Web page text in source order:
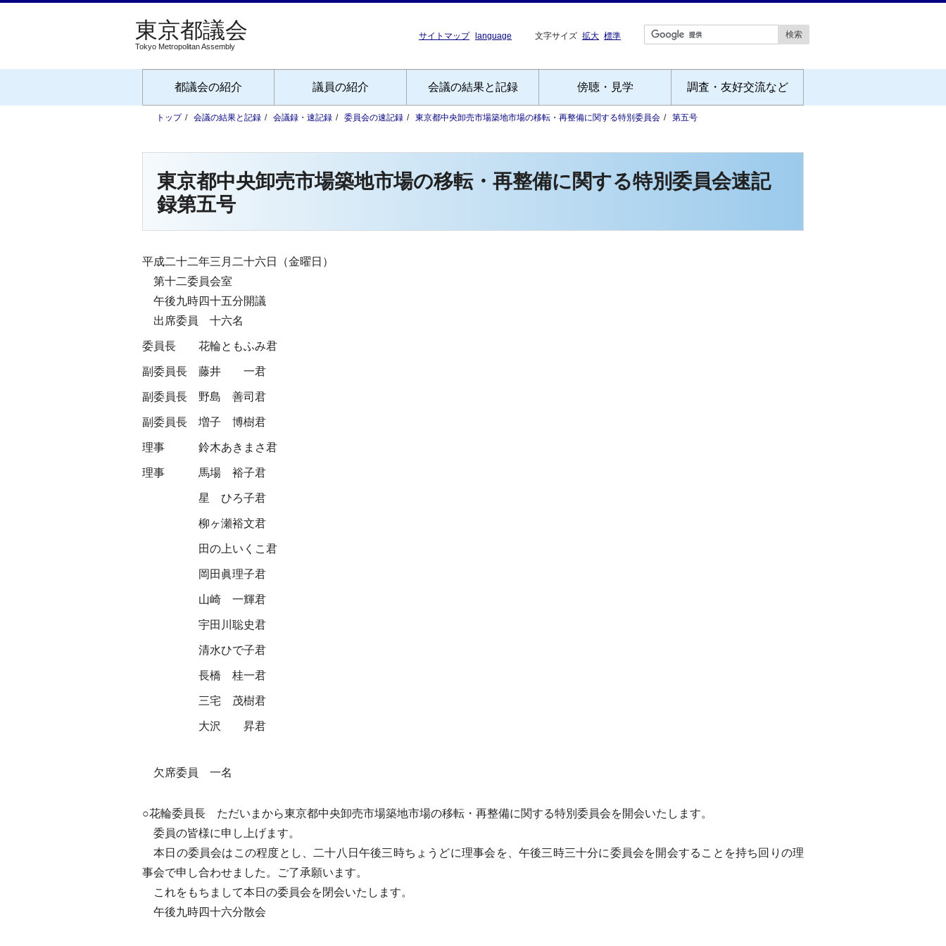
Tokyo Metropolitan Assembly
サイトマップ language 文字サイズ 拡大 標準
都議会の紹介 議員の紹介 会議の結果と記録 傍聴・見学 調査・友好交流など
トップ 会議の結果と記録 会議録・速記録 委員会の速記録 東京都中央卸売市場築地市場の移転・再整備に関する特別委員会 第五号
東京都中央卸売市場築地市場の移転・再整備に関する特別委員会速記
録第五号
平成二十二年三月二十六日（金曜日）
第十二委員会室
午後九時四十五分開議
出席委員 十六名
委員長 花輪ともふみ君
副委員長 藤井 一君
副委員長 野島 善司君
副委員長 増子 博樹君
理事 鈴木あきまさ君
理事 馬場 裕子君
星 ひろ子君
柳ヶ瀬裕文君
田の上いくこ君
岡田眞理子君
山崎 一輝君
宇田川聡史君
清水ひで子君
長橋 桂一君
三宅 茂樹君
大沢 昇君
欠席委員 一名
○花輪委員長 ただいまから東京都中央卸売市場築地市場の移転・再整備に関する特別委員会を開会いたします。
委員の皆様に申し上げます。
本日の委員会はこの程度とし、二十八日午後三時ちょうどに理事会を、午後三時三十分に委員会を開会することを持ち回りの理
事会で申し合わせました。ご了承願います。
これをもちまして本日の委員会を閉会いたします。
午後九時四十六分散会